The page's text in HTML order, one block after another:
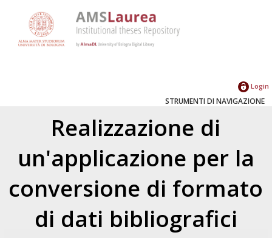
Login
STRUMENTI DI NAVIGAZIONE
Realizzazione di
un'applicazione per la
conversione di formato
di dati bibliografici